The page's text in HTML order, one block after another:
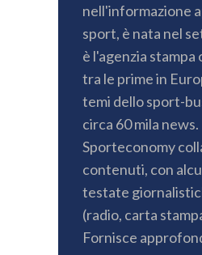
nell'informazione
sport, è nata nel
è l'agenzia
tra le prime in
temi dello sport-
circa 60 mila news.
Sporteconomy
contenuti, con
testate
(radio, carta
Fornisce